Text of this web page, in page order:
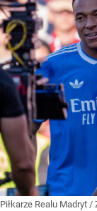
Piłkarze Realu Madryt /